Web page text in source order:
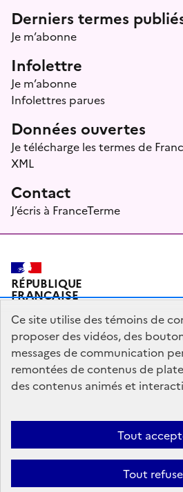
Menu prefooter
Derniers termes
Je m’abonne
Infolettre
Je m’abonne
Infolettres parues
Données ouvertes
Je télécharge les termes de
XML
Contact
J’écris à FranceTerme
RÉPUBLIQUE
FRANÇAISE
Plan du site Mentions légales
Partagez votre expérience pour
Accessibilité : partiellement
gouvernement.fr
Ce site utilise des témoins de
proposer des vidéos, des
messages de communication
remontées de contenus de
des contenus animés et
Tout
Tout